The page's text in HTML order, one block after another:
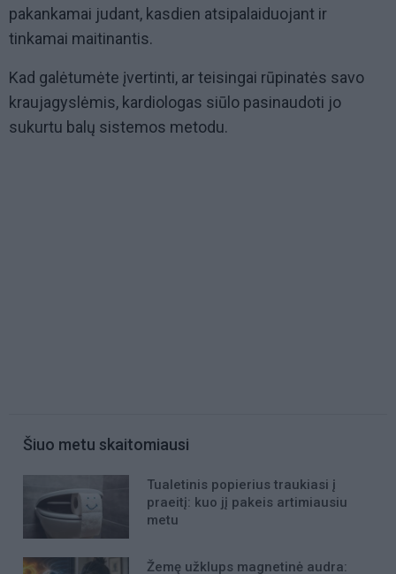
pakankamai judant, kasdien atsipalaiduojant ir
tinkamai maitinantis.
Kad galėtumėte įvertinti, ar teisingai rūpinatės savo
kraujagyslėmis, kardiologas siūlo pasinaudoti jo
sukurtu balų sistemos metodu.
Šiuo metu skaitomiausi
Tualetinis popierius traukiasi į
praeitį: kuo jį pakeis artimiausiu
metu
Žemę užklups magnetinė audra: